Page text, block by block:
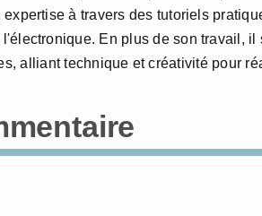
expertise à travers des tutoriels
En plus de son travail,
alliant technique et créativité pour